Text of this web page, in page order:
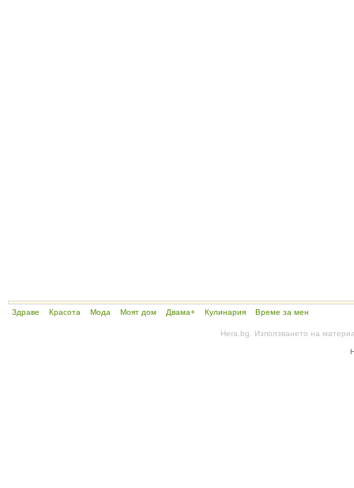
Здраве Красота Мода Моят дом Двама+ Кулинария Време за мен
Hera.bg. Използването на